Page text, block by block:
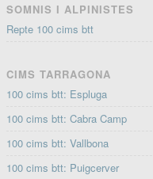
SOMNIS I ALPINISTES
Repte 100 cims btt
CIMS TARRAGONA
100 cims btt: Espluga
100 cims btt: Cabra Camp
100 cims btt: Vallbona
100 cims btt: Puigcerver